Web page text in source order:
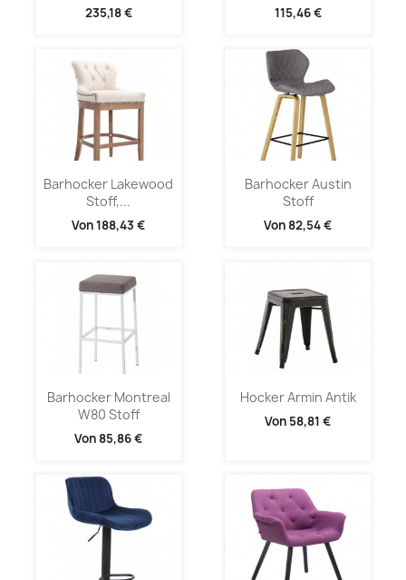
235,18 € 115,46 €
Barhocker Lakewood
Stoff,...
Von188,43 €
Barhocker Austin
Stoff
Von 82,54 €
Barhocker Montreal
W80 Stoff
Von 85,86 €
Hocker Armin Antik
Von 58,81 €